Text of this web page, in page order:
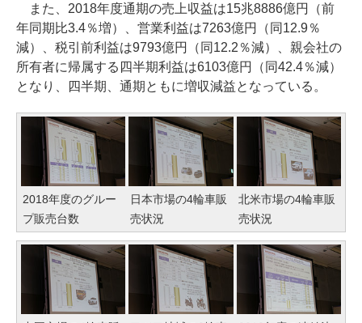
また、2018年度通期の売上収益は15兆8886億円（前
年同期比3.4％増）、営業利益は7263億円（同12.9％
減）、税引前利益は9793億円（同12.2％減）、親会社の
所有者に帰属する四半期利益は6103億円（同42.4％減）
となり、四半期、通期ともに増収減益となっている。
2018年度のグルー
プ販売台数
日本市場の4輪車販
売状況
北米市場の4輪車販
売状況